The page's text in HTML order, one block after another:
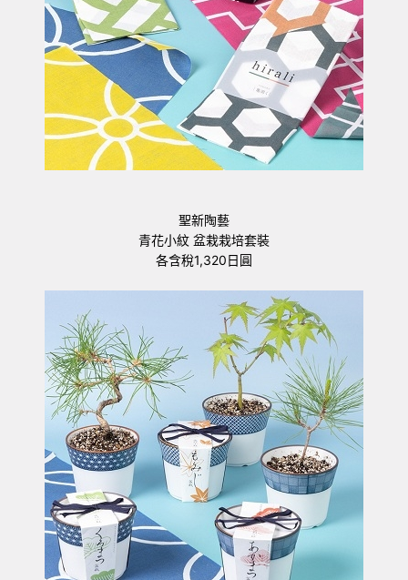
聖新陶藝
青花小紋 盆栽栽培套裝
各含稅1,320日圓